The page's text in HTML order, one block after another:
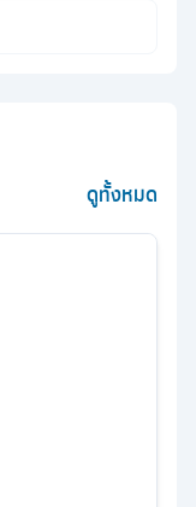
ดูทั้งหมด